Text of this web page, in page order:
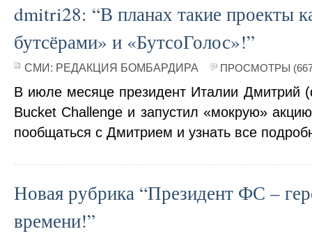
dmitri28: “В планах такие проекты
бутсёрами» и «БутсоГолос»!”
СМИ: РЕДАКЦИЯ БОМБАРДИРА ПРОСМОТРЫ
В июле месяце президент Италии Дмитрий
Bucket Challenge и запустил «мокрую»
пообщаться с Дмитрием и узнать все
Новая рубрика “Президент ФС –
времени!”